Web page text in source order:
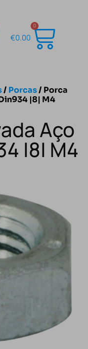
€0.00
0
/ Porcas/ Porca
|8| M4
Aço
|8| M4